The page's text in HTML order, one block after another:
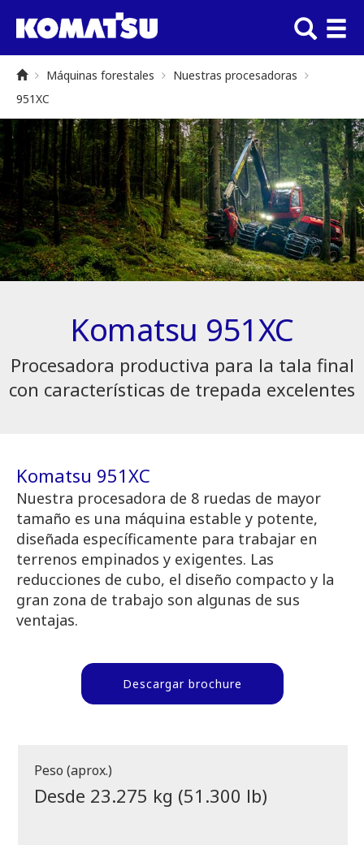
Máquinas forestales
Nuestras procesadoras
951XC
Komatsu 951XC
Procesadora productiva para la tala final
con características de trepada excelentes
Komatsu 951XC
Nuestra procesadora de 8 ruedas de mayor
tamaño es una máquina estable y potente,
diseñada específicamente para trabajar en
terrenos empinados y exigentes. Las
reducciones de cubo, el diseño compacto y la
gran zona de trabajo son algunas de sus
ventajas.
Descargar brochure
Peso (aprox.)
Desde 23.275 kg (51.300 lb)